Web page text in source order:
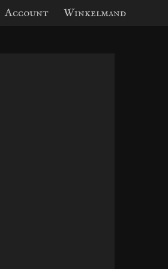
Account Winkelmand